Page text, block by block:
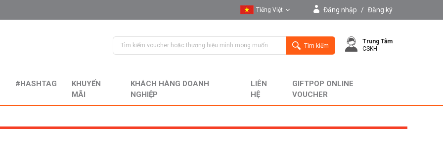
Tiếng Việt
English
Đăng nhập / Đăng ký
Tìm kiếm
Trung Tâm
CSKH
#HASHTAG
KHUYẾN
MÃI
KHÁCH HÀNG DOANH
NGHIỆP
LIÊN
HỆ
GIFTPOP ONLINE
VOUCHER